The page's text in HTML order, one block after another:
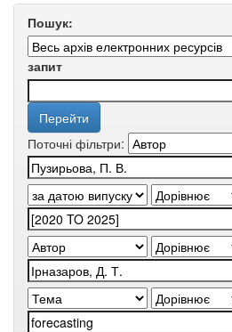
Пошук:
запит
Поточні фільтри: